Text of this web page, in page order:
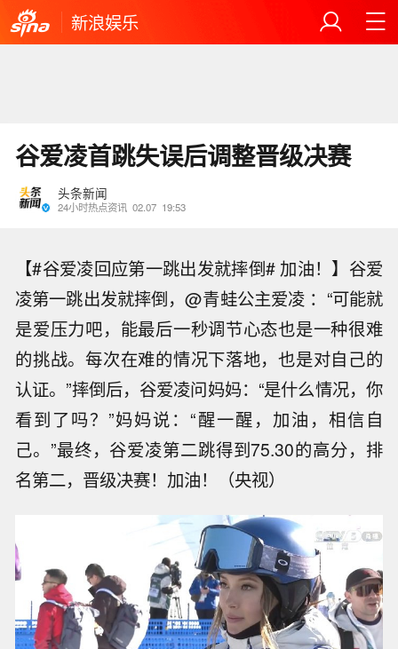
新浪娱乐
谷爱凌首跳失误后调整晋级决赛
头条新闻
24小时热点资讯 02.07 19:53
【#谷爱凌回应第一跳出发就摔倒# 加油！】谷爱
凌第一跳出发就摔倒，@青蛙公主爱凌 ：“可能就
是爱压力吧，能最后一秒调节心态也是一种很难
的挑战。每次在难的情况下落地，也是对自己的
认证。”摔倒后，谷爱凌问妈妈：“是什么情况，你
看到了吗？”妈妈说：“醒一醒，加油，相信自
己。”最终，谷爱凌第二跳得到75.30的高分，排
名第二，晋级决赛！加油！（央视）